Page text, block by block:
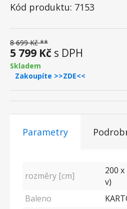
Kód produktu: 7153
8 699 Kč **
5 799 Kč s DPH
Skladem
Zakoupíte >>ZDE<<
Parametry
rozměry [cm]
200 x
v)
Baleno